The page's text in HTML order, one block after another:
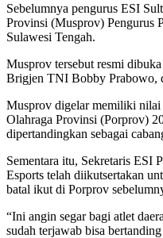
Sebelumnya pengurus ESI
Provinsi (Musprov) Pengurus
Sulawesi Tengah.
Musprov tersebut resmi
Brigjen TNI Bobby Prabowo,
Musprov digelar memiliki nilai
Olahraga Provinsi (Porprov)
dipertandingkan sebagai
Sementara itu, Sekretaris ESI
Esports telah diikutsertakan
batal ikut di Porprov
“Ini angin segar bagi atlet
sudah terjawab bisa